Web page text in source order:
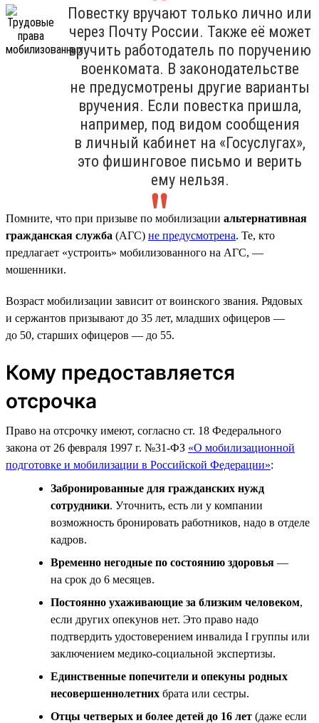
Повестку вручают только лично или
через Почту России. Также её может
вручить работодатель по поручению
военкомата. В законодательстве
не предусмотрены другие варианты
вручения. Если повестка пришла,
например, под видом сообщения
в личный кабинет на «Госуслугах»,
это фишинговое письмо и верить
ему нельзя.
Помните, что при призыве по мобилизации альтернативная
гражданская служба (АГС) не предусмотрена. Те, кто
предлагает «устроить» мобилизованного на АГС, —
мошенники.
Возраст мобилизации зависит от воинского звания. Рядовых
и сержантов призывают до 35 лет, младших офицеров —
до 50, старших офицеров — до 55.
Кому предоставляется
отсрочка
Право на отсрочку имеют, согласно ст. 18 Федерального
закона от 26 февраля 1997 г. №31-ФЗ «О мобилизационной
подготовке и мобилизации в Российской Федерации»:
Забронированные для гражданских нужд
сотрудники. Уточнить, есть ли у компании
возможность бронировать работников, надо в отделе
кадров.
Временно негодные по состоянию здоровья —
на срок до 6 месяцев.
Постоянно ухаживающие за близким человеком,
если других опекунов нет. Это право надо
подтвердить удостоверением инвалида I группы или
заключением медико-социальной экспертизы.
Единственные попечители и опекуны родных
несовершеннолетних брата или сестры.
Отцы четверых и более детей до 16 лет (даже если